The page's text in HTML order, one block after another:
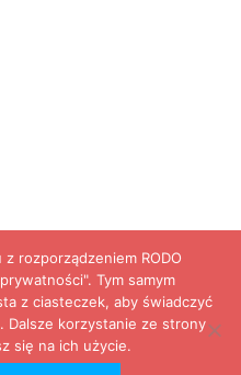
rozporządzeniem RODO
Tym samym
z ciasteczek, aby świadczyć
Dalsze korzystanie ze strony
się na ich użycie.